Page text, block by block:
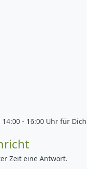
- 16:00 Uhr für Dich
Zeit eine Antwort.